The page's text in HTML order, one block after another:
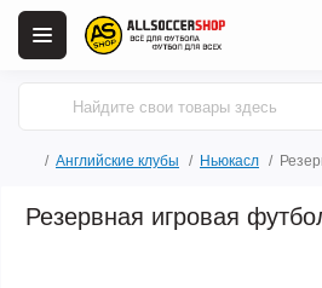
Английские клубы Ньюкасл
Резервная игровая